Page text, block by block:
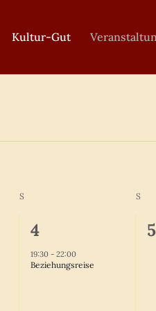
Kultur-Gut
S S
1
Veranstaltung,
4
19:30-22:00
Beziehungsreise
0
5